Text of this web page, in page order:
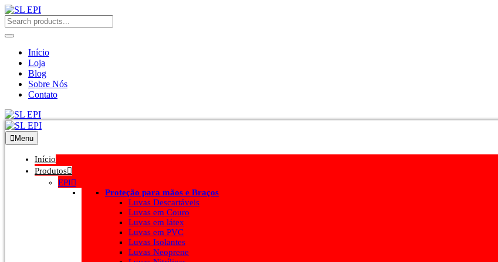
Início
Loja
Blog
Sobre Nós
Contato
Menu
Início
Produtos
EPI
Proteção para mãos e Braços
Luvas Descartáveis
Luvas em Couro
Luvas em látex
Luvas em PVC
Luvas Isolantes
Luvas Neoprene